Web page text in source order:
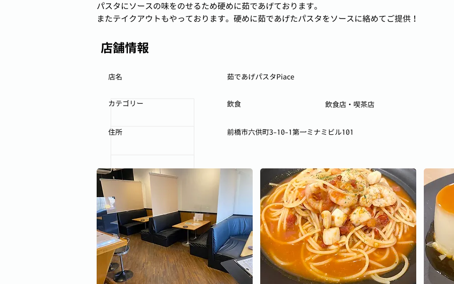
パスタにソースの味をのせるため硬めに茹であげております。
またテイクアウトもやっております。硬めに茹であげたパスタをソースに絡めてご提供！
店舗情報
茹であげパスタPiace
店名
飲食
カテゴリー 飲食店・喫茶店
前橋市六供町3-10-1第一ミナミビル101
住所